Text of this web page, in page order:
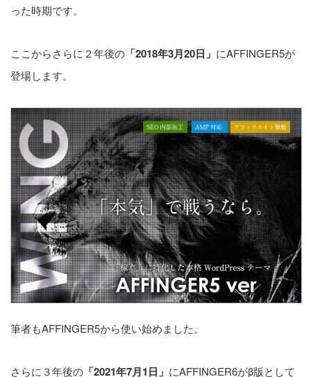
った時期です。
ここからさらに２年後の 「2018年3月20日」 にAFFINGER5が
登場します。
筆者もAFFINGER5から使い始めました。
さらに３年後の 「2021年7月1日」 にAFFINGER6がβ版として